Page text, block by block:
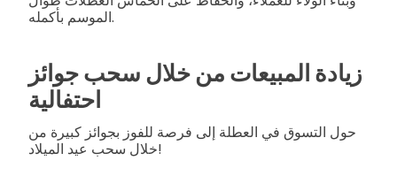
الموسم بأكمله.
زيادة المبيعات من خلال سحب جوائز
احتفالية
حول التسوق في العطلة إلى فرصة للفوز بجوائز كبيرة من
خلال سحب عيد الميلاد!